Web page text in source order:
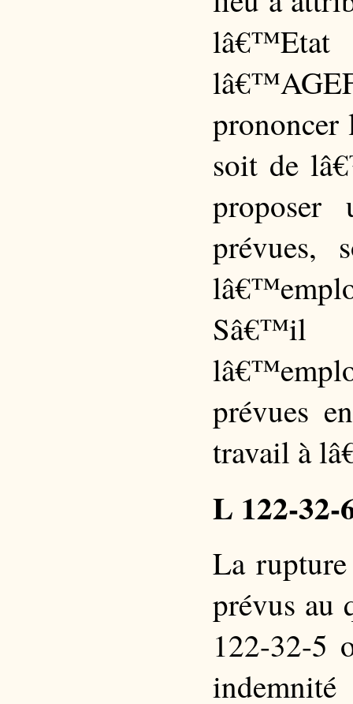
soit de
proposer
prévues,
Sâ€™il
prévues
travail à
L 122-32-
La
prévus au
122-32-5